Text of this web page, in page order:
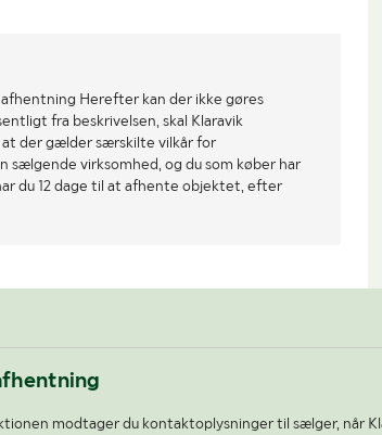
Herefter kan der ikke gøres
fra beskrivelsen, skal Klaravik
der gælder særskilte vilkår for
sælgende virksomhed, og du som køber har
du 12 dage til at afhente objektet, efter
modtager du kontaktoplysninger til sælger, når